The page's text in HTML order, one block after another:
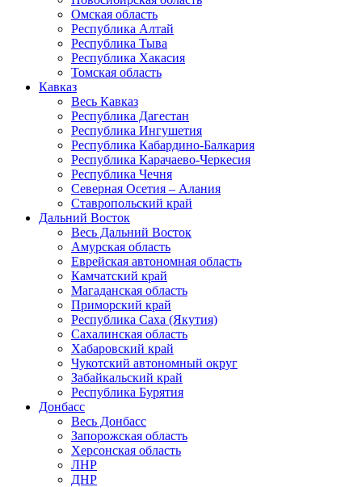
Омская область
Республика Алтай
Республика Тыва
Республика Хакасия
Томская область
Кавказ
Весь Кавказ
Республика Дагестан
Республика Ингушетия
Республика Кабардино-Балкария
Республика Карачаево-Черкесия
Республика Чечня
Северная Осетия – Алания
Ставропольский край
Дальний Восток
Весь Дальний Восток
Амурская область
Еврейская автономная область
Камчатский край
Магаданская область
Приморский край
Республика Саха (Якутия)
Сахалинская область
Хабаровский край
Чукотский автономный округ
Забайкальский край
Республика Бурятия
Донбасс
Весь Донбасс
Запорожская область
Херсонская область
ЛНР
ДНР